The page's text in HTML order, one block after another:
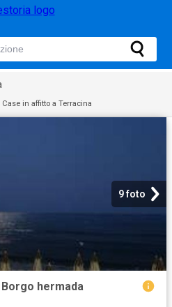
Case in affitto a Terracina
9 foto
hermada